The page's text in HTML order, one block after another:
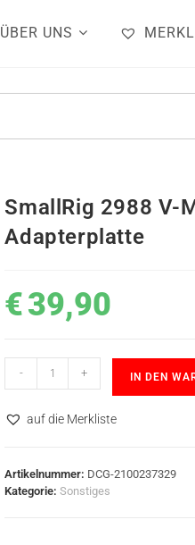
ÜBER UNS
SmallRig 2988 V-
Adapterplatte
€39,90
- + IN DEN
auf die Merkliste
Artikelnummer: DCG-2100237329
Kategorie:Sonstiges